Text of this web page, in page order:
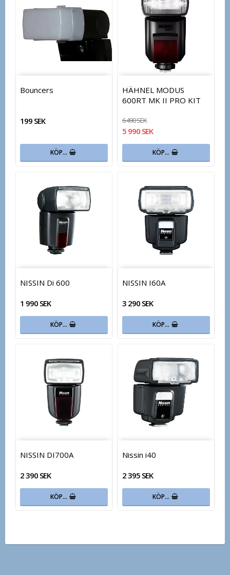
Bouncers
199 SEK
KÖP…
HÄHNEL MODUS
600RT MK II PRO KIT
6 490 SEK
5 990 SEK
KÖP…
NISSIN Di 600
1 990 SEK
KÖP…
NISSIN I60A
3 290 SEK
KÖP…
NISSIN DI700A
2 390 SEK
KÖP…
Nissin i40
2 395 SEK
KÖP…